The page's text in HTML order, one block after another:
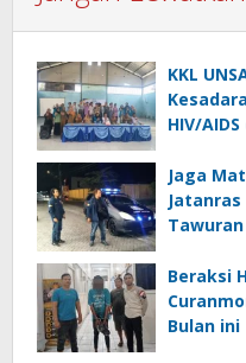
KKL
HIV/
Jaga
Tawuran
Beraksi
Bulan ini